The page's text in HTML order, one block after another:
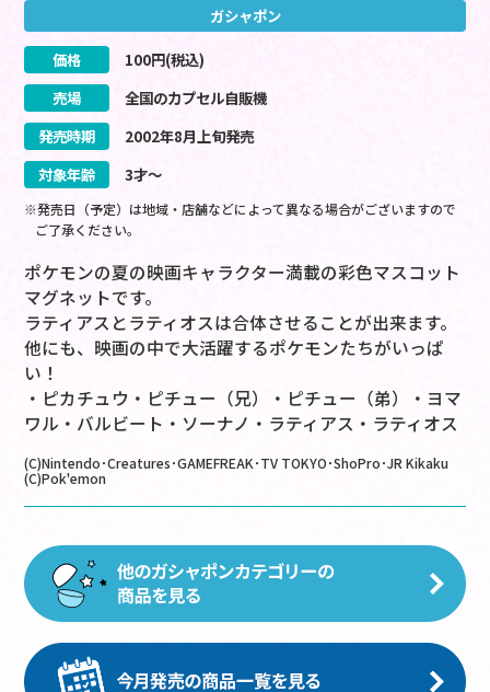
ガシャポン
価格 100円(税込)
売場
全国のカプセル自販機
発売時期
2002年8月上旬発売
対象年齢
3才～
※発売日（予定）は地域・店舗などによって異なる場合がございますので
ご了承ください。
ポケモンの夏の映画キャラクター満載の彩色マスコット
マグネットです。
ラティアスとラティオスは合体させることが出来ます。
他にも、映画の中で大活躍するポケモンたちがいっぱ
い！
・ピカチュウ・ピチュー（兄）・ピチュー（弟）・ヨマ
ワル・バルビート・ソーナノ・ラティアス・ラティオス
(C)Nintendo･Creatures･GAMEFREAK･TV TOKYO･ShoPro･JR Kikaku
(C)Pok'emon